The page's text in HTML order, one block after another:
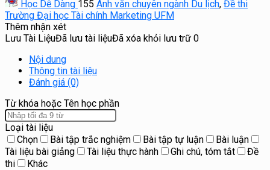
Học Dễ Dàng 155 Anh văn chuyên ngành Du lịch, Đề thi
Trường Đại học Tài chính Marketing UFM
Thêm nhận xét
Lưu Tài LiệuĐã lưu tài liệuĐã xóa khỏi lưu trữ 0
Nội dung
Thông tin tài liệu
Đánh giá (0)
Từ khóa hoặc Tên học phần
Loại tài liệu
Chọn
Bài tập trắc nghiệm Bài tập tự luận
Bài luận
Tài liệu bài giảng
Tài liệu thực hành Ghi chú, tóm tắt
Đề
thi
Khác